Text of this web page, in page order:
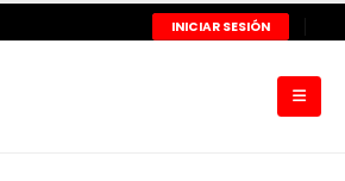
INICIAR SESIÓN